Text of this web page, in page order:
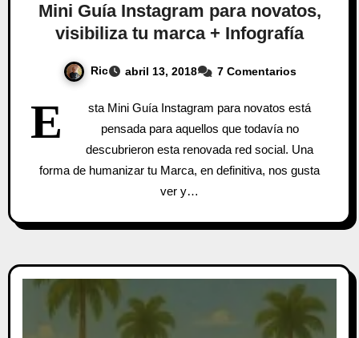
Mini Guía Instagram para novatos,
visibiliza tu marca + Infografía
Ric abril 13, 2018 7 Comentarios
E
sta Mini Guía Instagram para novatos está
pensada para aquellos que todavía no
descubrieron esta renovada red social. Una
forma de humanizar tu Marca, en definitiva, nos gusta
ver y…